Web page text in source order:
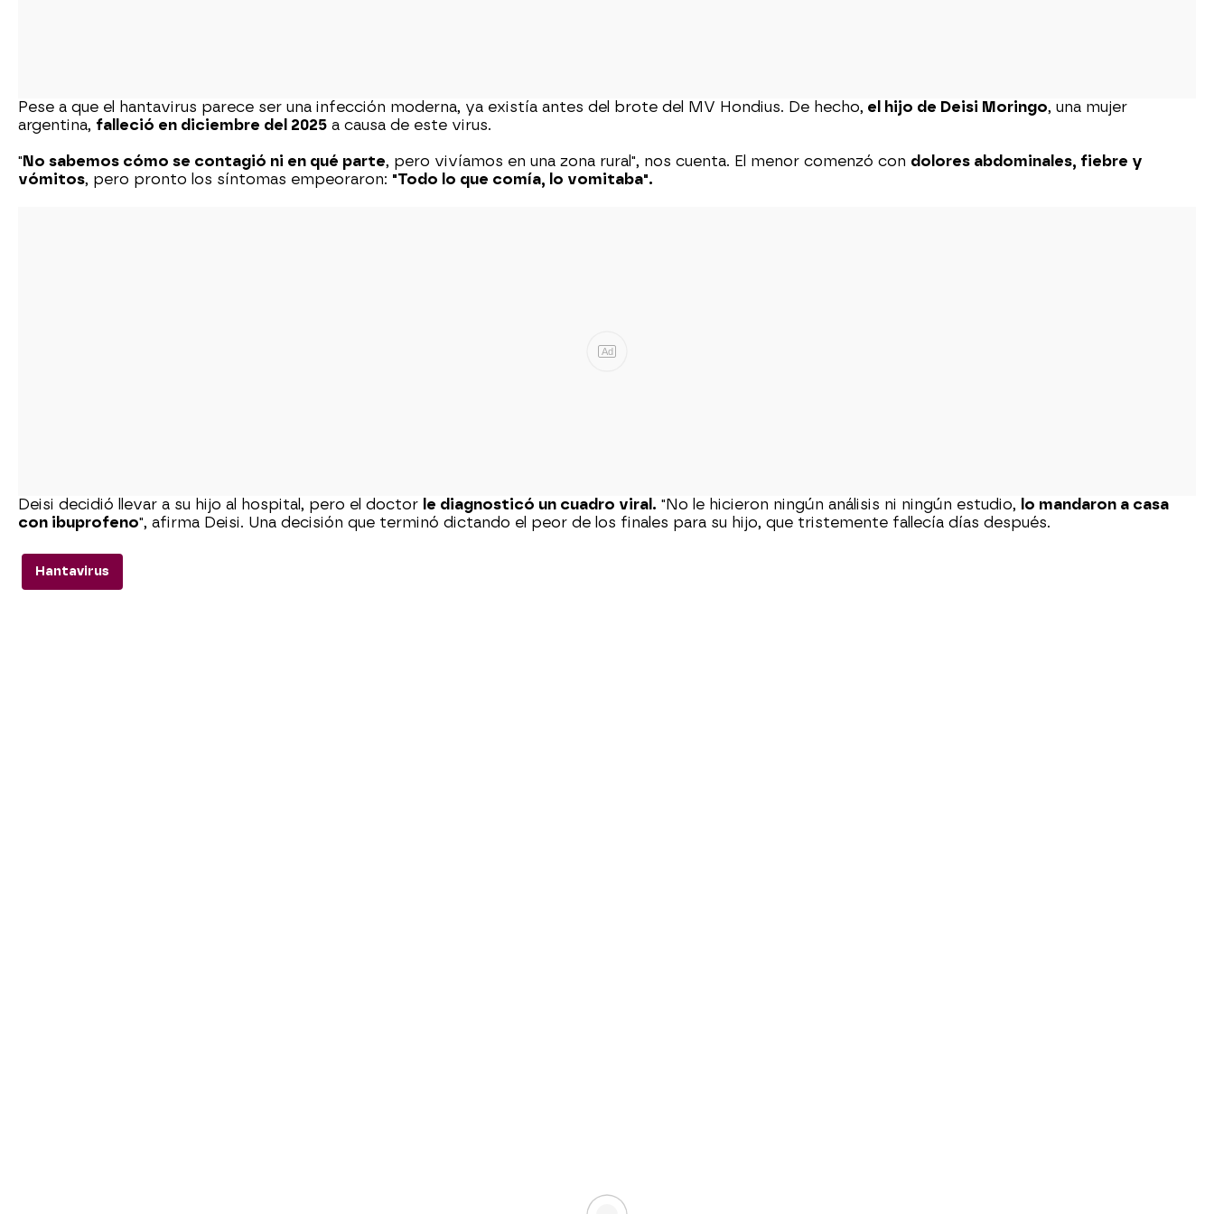
Pese a que el hantavirus parece ser una infección moderna, ya existía antes del brote del MV Hondius. De hecho, el hijo de Deisi Moringo, una mujer
argentina, falleció en diciembre del 2025 a causa de este virus.
"No sabemos cómo se contagió ni en qué parte, pero vivíamos en una zona rural", nos cuenta. El menor comenzó con dolores abdominales, fiebre y
vómitos, pero pronto los síntomas empeoraron: "Todo lo que comía, lo vomitaba".
Ad
Deisi decidió llevar a su hijo al hospital, pero el doctor le diagnosticó un cuadro viral. "No le hicieron ningún análisis ni ningún estudio, lo mandaron a casa
con ibuprofeno", afirma Deisi. Una decisión que terminó dictando el peor de los finales para su hijo, que tristemente fallecía días después.
Hantavirus